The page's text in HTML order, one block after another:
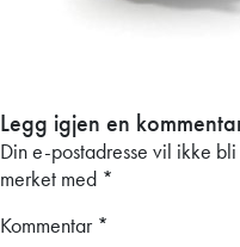
Legg igjen en
Din e-postadresse vil ikke
merket med *
Kommentar *